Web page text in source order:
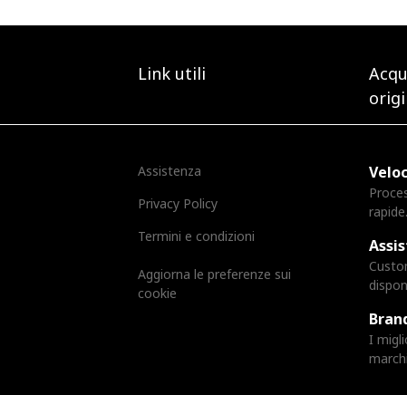
Link utili
Assistenza
Privacy Policy
Termini e condizioni
Aggiorna le preferenze sui
cookie
rapide.
I